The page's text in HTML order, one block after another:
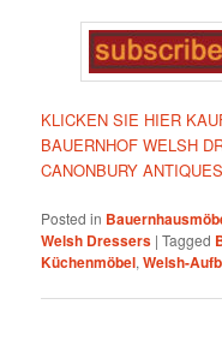
KLICKEN SIE HIER
BAUERNHOF WELSH
CANONBURY ANTIQUES
Posted in
Welsh Dressers |Tagged
Küchenmöbel,Welsh-